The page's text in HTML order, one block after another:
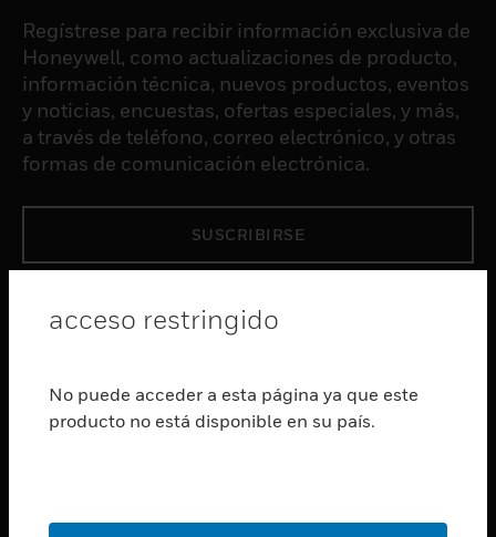
Regístrese para recibir información exclusiva de
Honeywell, como actualizaciones de producto,
información técnica, nuevos productos, eventos
y noticias, encuestas, ofertas especiales, y más,
a través de teléfono, correo electrónico, y otras
formas de comunicación electrónica.
SUSCRIBIRSE
Cambiar vista
SERVICIOS
Cambiar vista
acceso restringido
No puede acceder a esta página ya que este
producto no está disponible en su país.